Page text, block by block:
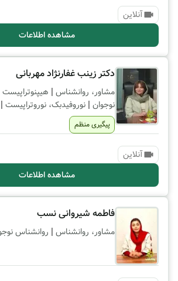
آنلاین
مشاهده اطلاعات
دکتر زینب غفارنژاد مهربانی
مشاور، روانشناس | هیپنوتراپیست
نوجوان | نوروفیدبک، نوروتراپیست |
پیگیری منظم
آنلاین
مشاهده اطلاعات
فاطمه شیروانی نسب
مشاور، روانشناس | روانشناس